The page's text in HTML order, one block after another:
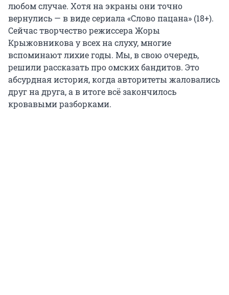
любом случае. Хотя на экраны они точно
вернулись — в виде сериала «Слово пацана» (18+).
Сейчас творчество режиссера Жоры
Крыжовникова у всех на слуху, многие
вспоминают лихие годы. Мы, в свою очередь,
решили рассказать про омских бандитов. Это
абсурдная история, когда авторитеты жаловались
друг на друга, а в итоге всё закончилось
кровавыми разборками.